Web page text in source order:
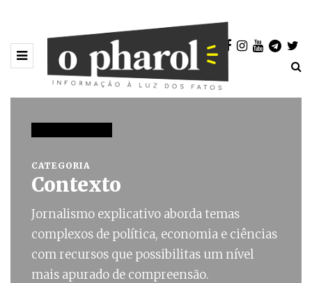
CATEGORIA
Contexto
Jornalismo explicativo aborda temas
complexos de política, economia e ciências
com recursos que possibilitas um nível
mais apurado de compreensão.